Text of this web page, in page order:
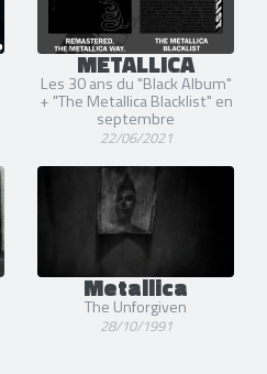
METALLICA
Les 30 ans du "Black Album"
+ "The Metallica Blacklist" en
septembre
22/06/2021
Metallica
The Unforgiven
28/10/1991